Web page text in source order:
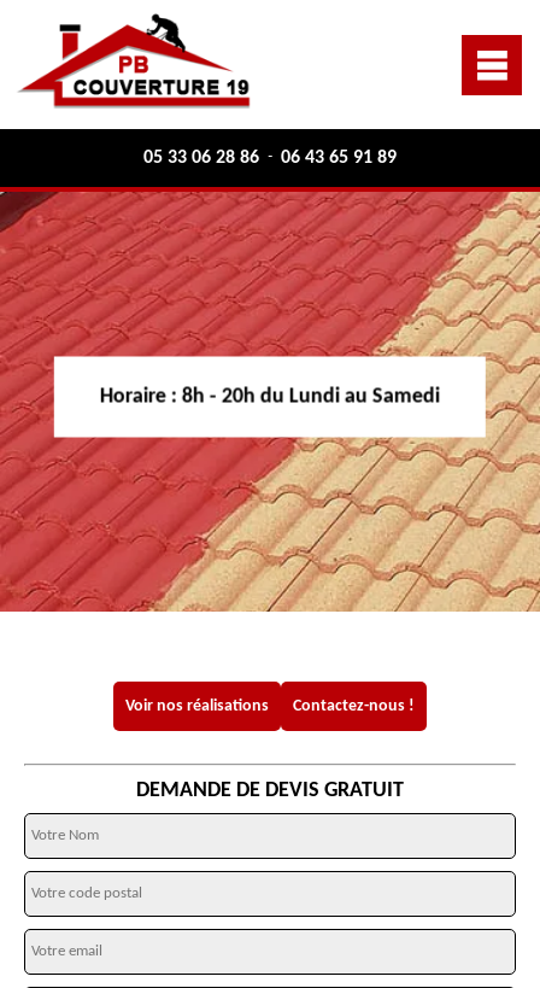
05 33 06 28 86 - 06 43 65 91 89
Horaire : 8h - 20h du Lundi au Samedi
Voir nos réalisations Contactez-nous !
DEMANDE DE DEVIS GRATUIT